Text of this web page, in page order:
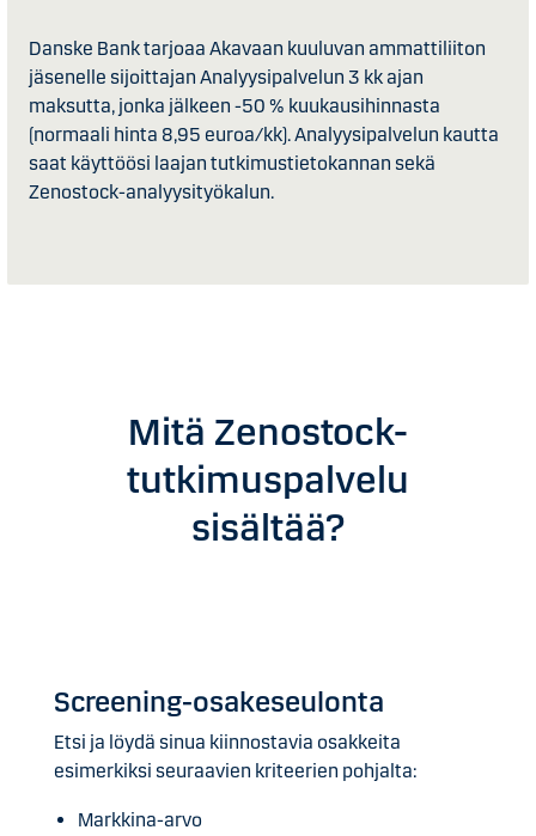
Danske Bank tarjoaa Akavaan kuuluvan ammattiliiton
jäsenelle sijoittajan Analyysipalvelun 3 kk ajan
maksutta, jonka jälkeen -50 % kuukausihinnasta
(normaali hinta 8,95 euroa/kk). Analyysipalvelun kautta
saat käyttöösi laajan tutkimustietokannan sekä
Zenostock-analyysityökalun.
Mitä Zenostock-
tutkimuspalvelu
sisältää?
Screening-osakeseulonta
Etsi ja löydä sinua kiinnostavia osakkeita
esimerkiksi seuraavien kriteerien pohjalta:
Markkina-arvo